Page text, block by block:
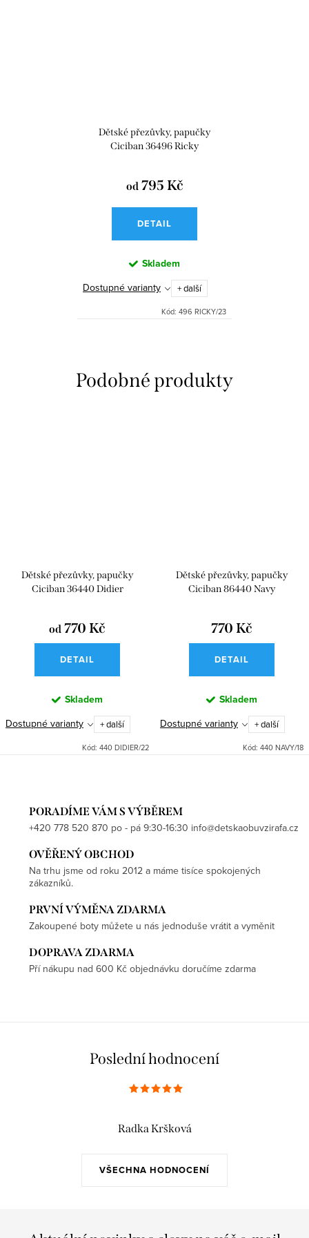
Dětské přezůvky, papučky
Ciciban 36496 Ricky
od795 Kč
DETAIL
Skladem
Dostupné varianty + další
Kód: 496 RICKY/23
Dětské přezůvky, papučky
Ciciban 36440 Didier
od 770 Kč
DETAIL
Skladem
Dostupné varianty + další
Kód: 440 DIDIER/22
Dětské přezůvky, papučky
Ciciban 86440 Navy
770 Kč
DETAIL
Skladem
Dostupné varianty + další
Kód: 440 NAVY/18
PORADÍME VÁM S VÝBĚREM
+420 778 520 870 po - pá 9:30-16:30 info@detskaobuvzirafa.cz
OVĚŘENÝ OBCHOD
Na trhu jsme od roku 2012 a máme tisíce spokojených
zákazníků.
PRVNÍ VÝMĚNA ZDARMA
Zakoupené boty můžete u nás jednoduše vrátit a vyměnit
DOPRAVA ZDARMA
Pří nákupu nad 600 Kč objednávku doručíme zdarma
Poslední hodnocení
VŠECHNA HODNOCENÍ
Radka Kršková